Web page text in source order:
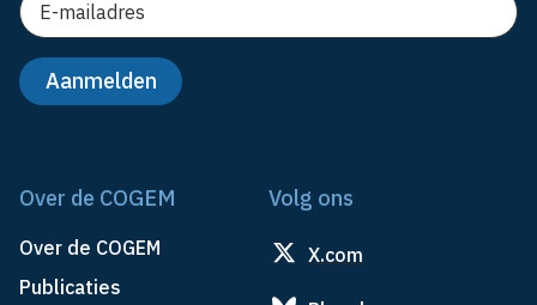
Over de COGEM
Over de COGEM
Publicaties
Volg ons
X.com